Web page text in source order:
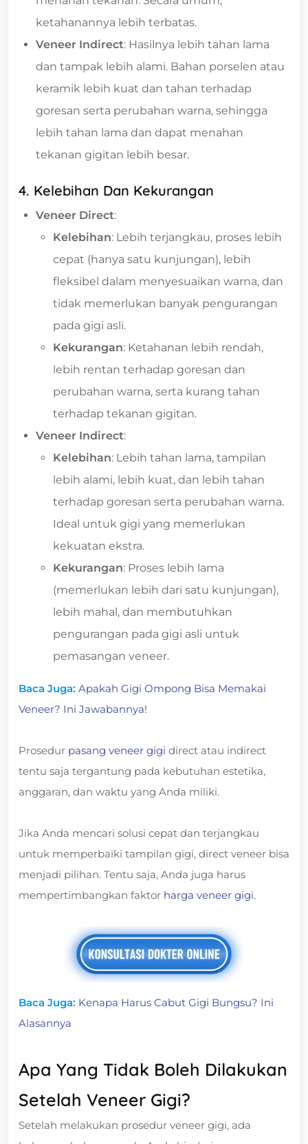
ketahanannya lebih terbatas.
Veneer Indirect: Hasilnya lebih tahan lama
dan tampak lebih alami. Bahan porselen atau
keramik lebih kuat dan tahan terhadap
goresan serta perubahan warna, sehingga
lebih tahan lama dan dapat menahan
tekanan gigitan lebih besar.
4. Kelebihan Dan Kekurangan
Veneer Direct:
Kelebihan: Lebih terjangkau, proses lebih
cepat (hanya satu kunjungan), lebih
fleksibel dalam menyesuaikan warna, dan
tidak memerlukan banyak pengurangan
pada gigi asli.
Kekurangan: Ketahanan lebih rendah,
lebih rentan terhadap goresan dan
perubahan warna, serta kurang tahan
terhadap tekanan gigitan.
Veneer Indirect:
Kelebihan: Lebih tahan lama, tampilan
lebih alami, lebih kuat, dan lebih tahan
terhadap goresan serta perubahan warna.
Ideal untuk gigi yang memerlukan
kekuatan ekstra.
Kekurangan: Proses lebih lama
(memerlukan lebih dari satu kunjungan),
lebih mahal, dan membutuhkan
pengurangan pada gigi asli untuk
pemasangan veneer.
Baca Juga: Apakah Gigi Ompong Bisa Memakai
Veneer? Ini Jawabannya!
Prosedur pasang veneer gigi direct atau indirect
tentu saja tergantung pada kebutuhan estetika,
anggaran, dan waktu yang Anda miliki.
Jika Anda mencari solusi cepat dan terjangkau
untuk memperbaiki tampilan gigi, direct veneer bisa
menjadi pilihan. Tentu saja, Anda juga harus
mempertimbangkan faktor harga veneer gigi.
Baca Juga: Kenapa Harus Cabut Gigi Bungsu? Ini
Alasannya
Apa Yang Tidak Boleh Dilakukan
Setelah Veneer Gigi?
Setelah melakukan prosedur veneer gigi, ada